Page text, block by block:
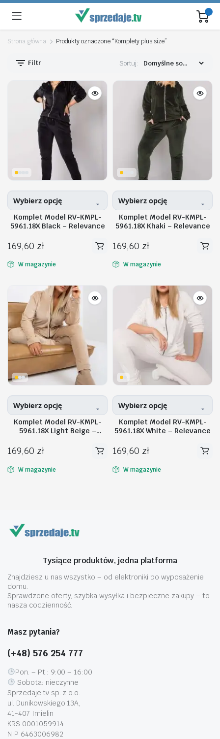
Strona główna Produkty oznaczone “Komplety plus size”
Filtr Sortuj:
Wybierz opcję
Komplet Model RV-KMPL-
5961.18X Black – Relevance
169,60 zł
Ten
produkt
wariantów.
Opcje
można
wybrać
na
stronie
W magazynie
Wybierz opcję
Komplet Model RV-KMPL-
5961.18X Khaki – Relevance
169,60 zł
Ten
produkt
wariantów.
można
wybrać
stronie
produktu
W magazynie
Wybierz opcję
Komplet Model RV-KMPL-
5961.18X Light Beige –
169,60 zł
Ten
produkt
można
wybrać
produktu
W magazynie
Wybierz opcję
Komplet Model RV-KMPL-
5961.18X White – Relevance
169,60 zł
Ten
produkt
stronie
produktu
W magazynie
Tysiące produktów, jedna platforma
Znajdziesz u nas wszystko – od elektroniki po wyposażenie
domu.
Sprawdzone oferty, szybka wysyłka i bezpieczne zakupy – to
nasza codzienność.
Masz pytania?
(+48) 576 254 777
Pon. – Pt.: 9:00 – 16:00
Sobota: nieczynne
Sprzedaje.tv sp. z o.o.
ul. Dunikowskiego 13A,
41-407 Imielin
KRS 0001059914
NIP 6463006982